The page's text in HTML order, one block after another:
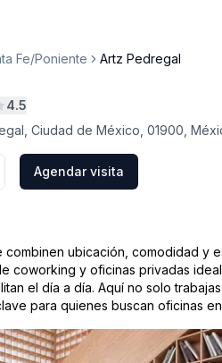
Fe/Poniente Artz Pedregal
4.5
Ciudad de México, 01900,
Agendar visita
combinen ubicación, comodidad
coworking y oficinas privadas
el día a día. Aquí no solo
para quienes buscan oficinas